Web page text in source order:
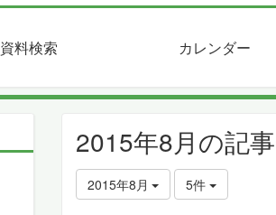
資料検索 カレンダー
2015年8月の記
2015年8月 5件